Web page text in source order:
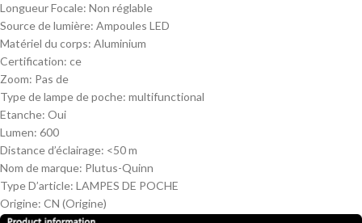
Longueur Focale: Non réglable
Source de lumière: Ampoules LED
Matériel du corps: Aluminium
Certification: ce
Zoom: Pas de
Type de lampe de poche: multifunctional
Etanche: Oui
Lumen: 600
Distance d’éclairage: <50 m
Nom de marque: Plutus-Quinn
Type D’article: LAMPES DE POCHE
Origine: CN (Origine)